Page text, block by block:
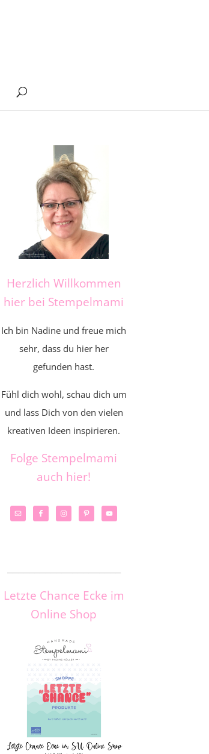
Herzlich Willkommen
hier bei Stempelmami
Ich bin Nadine und freue mich
sehr, dass du hier her
gefunden hast.
Fühl dich wohl, schau dich um
und lass Dich von den vielen
kreativen Ideen inspirieren.
Folge Stempelmami
auch hier!
Letzte Chance Ecke im
Online Shop